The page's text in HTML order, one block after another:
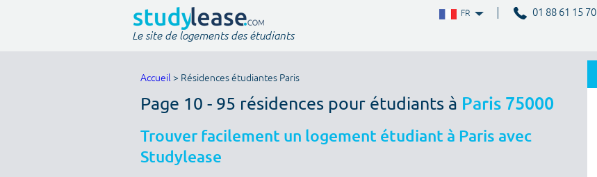
FR 01 88 61 15 70
Le site de logements des étudiants
Accueil > Résidences étudiantes Paris
Page 10 - 95 résidences pour étudiants à Paris 75000
Trouver facilement un logement étudiant à Paris avec
Studylease